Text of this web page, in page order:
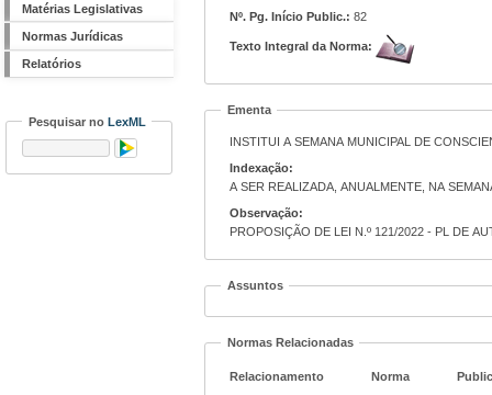
Matérias Legislativas
Normas Jurídicas
Relatórios
Pesquisar no LexML
Nº. Pg. Início Public.: 82
Texto Integral da Norma:
Ementa
INSTITUI A SEMANA MUNICIPAL DE
Indexação:
A SER REALIZADA, ANUALMENTE, NA
Observação:
PROPOSIÇÃO DE LEI N.º 121/2022 - PL DE
Assuntos
Normas Relacionadas
Relacionamento Norma